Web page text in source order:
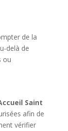
de la
delà de
ou
Saint
afin de
vérifier